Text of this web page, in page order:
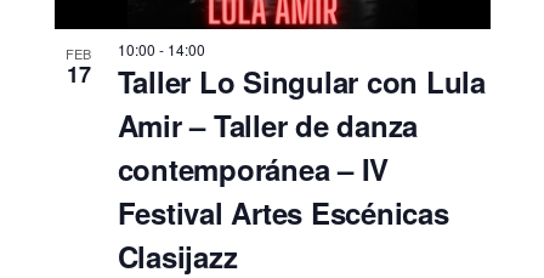
FEB
17
10:00 - 14:00
Taller Lo Singular con Lula
Amir – Taller de danza
contemporánea – IV
Festival Artes Escénicas
Clasijazz